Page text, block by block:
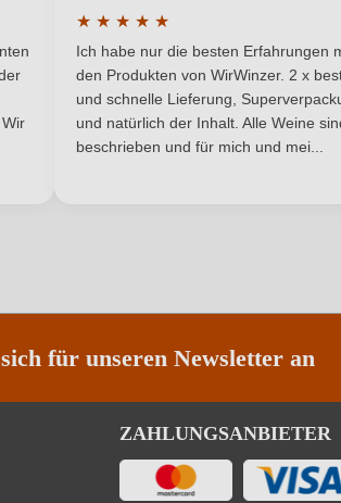
5 Sternen
★ ★ ★ ★ ★
Durchschnittliche Bewertung von
Ich habe nur die besten Erfahrungen
den Produkten von WirWinzer. 2 x
und schnelle Lieferung,
und natürlich der Inhalt. Alle Weine
beschrieben und für mich und mei...
für unseren Newsletter an
ZAHLUNGSANBIETER